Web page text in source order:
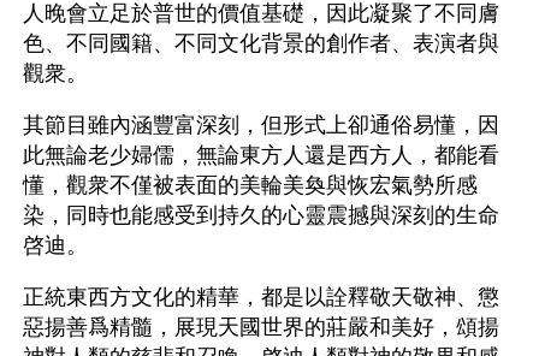
人晚會立足於普世的價值基礎，因此凝聚了不同膚
色、不同國籍、不同文化背景的創作者、表演者與
觀衆。
其節目雖內涵豐富深刻，但形式上卻通俗易懂，因
此無論老少婦儒，無論東方人還是西方人，都能看
懂，觀衆不僅被表面的美輪美奐與恢宏氣勢所感
染，同時也能感受到持久的心靈震撼與深刻的生命
啓迪。
正統東西方文化的精華，都是以詮釋敬天敬神、懲
惡揚善爲精髓，展現天國世界的莊嚴和美好，頌揚